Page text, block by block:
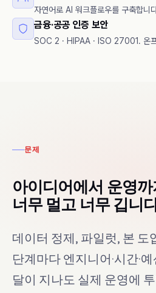
자연어로 AI 워크플로우를 구축합
금융·공공 인증 보안
SOC 2 · HIPAA · ISO 27001. 온
문제
아이디어에서 운영까
너무 멀고 너무 깁니
데이터 정제, 파일럿, 본 도
단계마다 엔지니어·시간·
달이 지나도 실제 운영에